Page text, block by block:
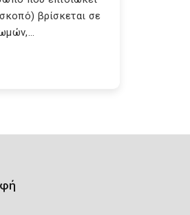
βρίσκεται σε